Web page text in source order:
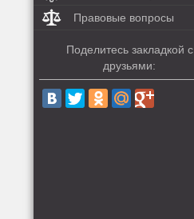
Правовые вопросы
Поделитесь закладкой с
друзьями: